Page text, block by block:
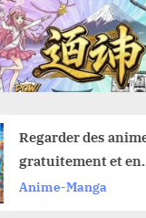
anime
et en
: nos
ne rien